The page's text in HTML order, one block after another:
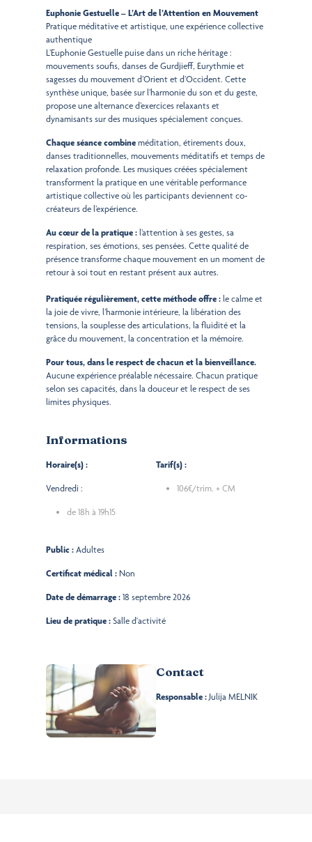
Euphonie Gestuelle – L’Art de l’Attention en Mouvement
Pratique méditative et artistique, une expérience collective
authentique
L’Euphonie Gestuelle puise dans un riche héritage :
mouvements soufis, danses de Gurdjieff, Eurythmie et
sagesses du mouvement d’Orient et d’Occident. Cette
synthèse unique, basée sur l’harmonie du son et du geste,
propose une alternance d’exercices relaxants et
dynamisants sur des musiques spécialement conçues.
Chaque séance combine méditation, étirements doux,
danses traditionnelles, mouvements méditatifs et temps de
relaxation profonde. Les musiques créées spécialement
transforment la pratique en une véritable performance
artistique collective où les participants deviennent co-
créateurs de l’expérience.
Au cœur de la pratique :l’attention à ses gestes, sa
respiration, ses émotions, ses pensées. Cette qualité de
présence transforme chaque mouvement en un moment de
retour à soi tout en restant présent aux autres.
Pratiquée régulièrement, cette méthode offre : le calme et
la joie de vivre, l’harmonie intérieure, la libération des
tensions, la souplesse des articulations, la fluidité et la
grâce du mouvement, la concentration et la mémoire.
Pour tous, dans le respect de chacun et la bienveillance.
Aucune expérience préalable nécessaire. Chacun pratique
selon ses capacités, dans la douceur et le respect de ses
limites physiques.
Informations
Horaire(s) :
Vendredi :
de 18h à 19h15
Tarif(s) :
106€/trim. + CM
Public : Adultes
Certificat médical : Non
Date de démarrage : 18 septembre 2026
Lieu de pratique : Salle d'activité
Contact
Responsable :Julija MELNIK